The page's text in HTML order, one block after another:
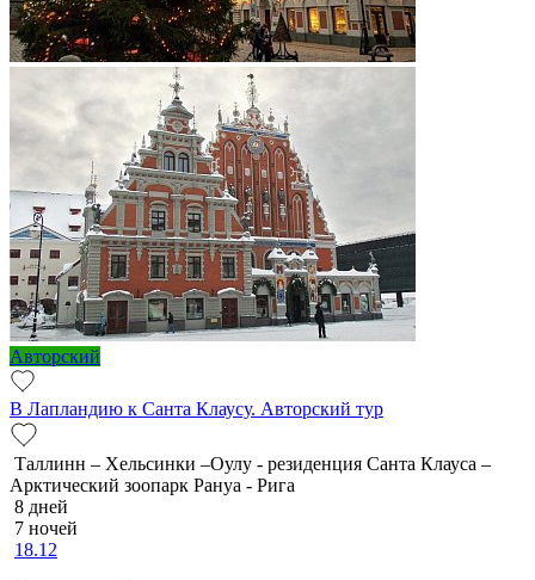
Авторский
В Лапландию к Санта Клаусу. Авторский тур
Таллинн – Хельсинки –Оулу - резиденция Санта Клауса –
Арктический зоопарк Рануа - Рига
8 дней
7 ночей
18.12